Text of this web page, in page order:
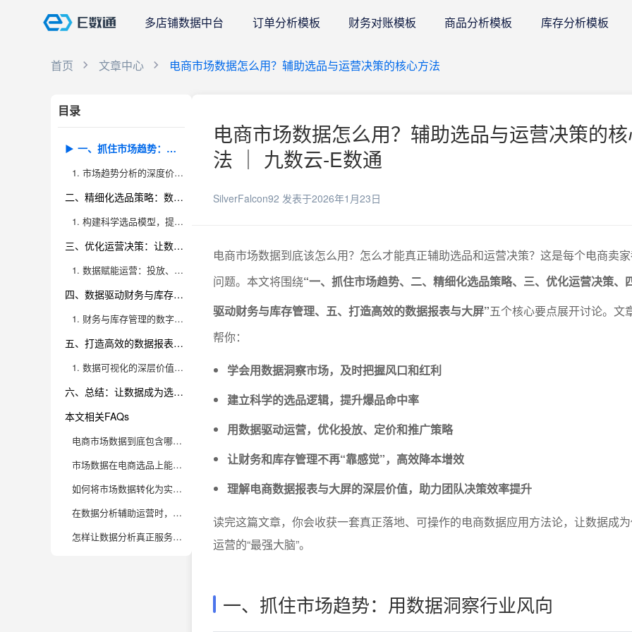
多店铺数据中台 订单分析模板 财务对账模板 商品分析模板 库存分析模板
首页 文章中心 电商市场数据怎么用？辅助选品与运营决策的核心方法
目录
一、抓住市场趋势：用数据洞察行业风向
1. 市场趋势分析的深度价值与落地方法
二、精细化选品策略：数据驱动产品决策
1. 构建科学选品模型，提升爆品命中率
三、优化运营决策：让数据成为运营“最强大脑”
1. 数据赋能运营：投放、定价、营销一步到位
四、数据驱动财务与库存管理：降本增效的核心逻辑
1. 财务与库存管理的数字化升级路径
五、打造高效的数据报表与大屏：驱动团队快速决策
1. 数据可视化的深层价值与落地场景
六、总结：让数据成为选品和运营的“最强大脑”
本文相关FAQs
电商市场数据到底包含哪些内容，怎么收集这些数据？
市场数据在电商选品上能发挥哪些关键作用？具体如何用数据选品？
如何将市场数据转化为实际的运营决策？
在数据分析辅助运营时，电商团队常见的误区有哪些？如何避免？
怎样让数据分析真正服务于电商业务增长？
电商市场数据怎么用？辅助选品与运营决策的
法 ｜ 九数云-E数通
SilverFalcon92 发表于2026年1月23日
电商市场数据到底该怎么用？怎么才能真正辅助选品和运营决策？这是每个电商卖
问题。本文将围绕“一、抓住市场趋势、二、精细化选品策略、三、优化运营决策、
驱动财务与库存管理、五、打造高效的数据报表与大屏”五个核心要点展开讨论。文
帮你：
学会用数据洞察市场，及时把握风口和红利
建立科学的选品逻辑，提升爆品命中率
用数据驱动运营，优化投放、定价和推广策略
让财务和库存管理不再“靠感觉”，高效降本增效
理解电商数据报表与大屏的深层价值，助力团队决策效率提升
读完这篇文章，你会收获一套真正落地、可操作的电商数据应用方法论，让数据成
运营的“最强大脑”。
一、抓住市场趋势：用数据洞察行业风向